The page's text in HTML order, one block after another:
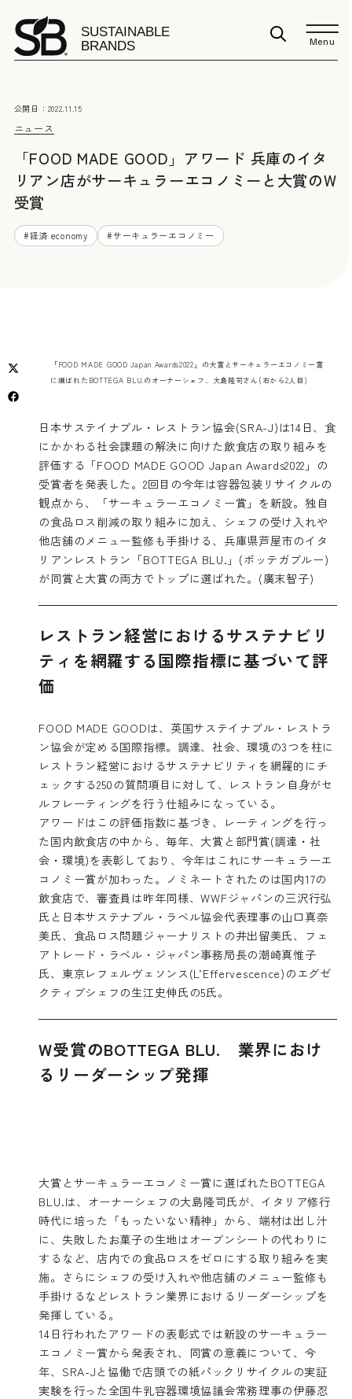
Menu
ニュース
公開日： 2022.11.15
「FOOD MADE GOOD」アワード 兵庫のイタ
リアン店がサーキュラーエコノミーと大賞のW
受賞
#経済 economy #サーキュラーエコノミー
「FOOD MADE GOOD Japan Awards2022」の大賞とサーキュラーエコノミー賞
に選ばれたBOTTEGA BLU.のオーナーシェフ、大島隆司さん(右から2人目)
日本サステイナブル・レストラン協会(SRA-J)は14日、食
にかかわる社会課題の解決に向けた飲食店の取り組みを
評価する「FOOD MADE GOOD Japan Awards2022」の
受賞者を発表した。2回目の今年は容器包装リサイクルの
観点から、「サーキュラーエコノミー賞」を新設。独自
の食品ロス削減の取り組みに加え、シェフの受け入れや
他店舗のメニュー監修も手掛ける、兵庫県芦屋市のイタ
リアンレストラン「BOTTEGA BLU. 」(ボッテガブルー)
が同賞と大賞の両方でトップに選ばれた。(廣末智子)
レストラン経営におけるサステナビリ
ティを網羅する国際指標に基づいて評
価
FOOD MADE GOODは、英国サステイナブル・レストラ
ン協会が定める国際指標。調達、社会、環境の3つを柱に
レストラン経営におけるサステナビリティを網羅的にチ
ェックする250の質問項目に対して、レストラン自身がセ
ルフレーティングを行う仕組みになっている。
アワードはこの評価指数に基づき、レーティングを行っ
た国内飲食店の中から、毎年、大賞と部門賞(調達・社
会・環境)を表彰しており、今年はこれにサーキュラーエ
コノミー賞が加わった。ノミネートされたのは国内17の
飲食店で、審査員は昨年同様、WWFジャパンの三沢行弘
氏と日本サステナブル・ラベル協会代表理事の山口真奈
美氏、食品ロス問題ジャーナリストの井出留美氏、フェ
アトレード・ラベル・ジャパン事務局長の潮崎真惟子
氏、東京レフェルヴェソンス(L’Effervescence)のエグゼ
クティブシェフの生江史伸氏の5氏。
W受賞のBOTTEGA BLU. 業界におけ
るリーダーシップ発揮
大賞とサーキュラーエコノミー賞に選ばれたBOTTEGA
BLU.は、オーナーシェフの大島隆司氏が、イタリア修行
時代に培った「もったいない精神」から、端材は出し汁
に、失敗したお菓子の生地はオーブンシートの代わりに
するなど、店内での食品ロスをゼロにする取り組みを実
施。さらにシェフの受け入れや他店舗のメニュー監修も
手掛けるなどレストラン業界におけるリーダーシップを
発揮している。
14日行われたアワードの表彰式では新設のサーキュラー
エコノミー賞から発表され、同賞の意義について、今
年、SRA-Jと協働で店頭での紙パックリサイクルの実証
実験を行った全国牛乳容器環境協議会常務理事の伊藤忍